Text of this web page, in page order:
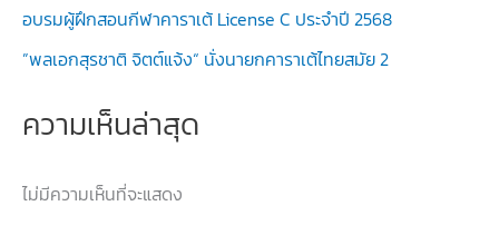
อบรมผู้ฝึกสอนกีฬาคาราเต้ License C ประจำปี 2568
”พลเอกสุรชาติ จิตต์แจ้ง“ นั่งนายกคาราเต้ไทยสมัย 2
ความเห็นล่าสุด
ไม่มีความเห็นที่จะแสดง